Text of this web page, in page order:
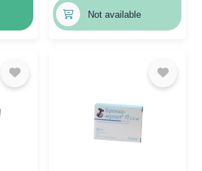
Not available